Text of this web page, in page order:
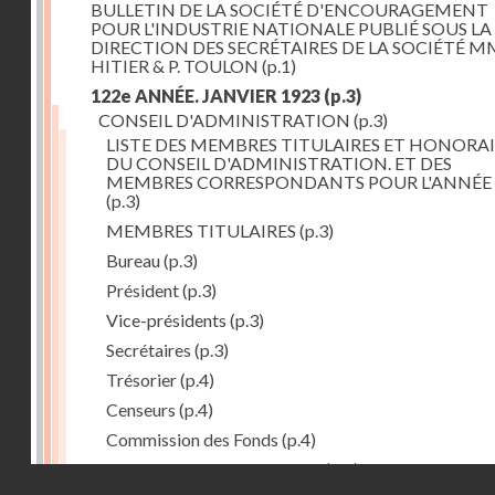
BULLETIN DE LA SOCIÉTÉ D'ENCOURAGEMENT
POUR L'INDUSTRIE NATIONALE PUBLIÉ SOUS LA
DIRECTION DES SECRÉTAIRES DE LA SOCIÉTÉ
HITIER & P. TOULON (p.1)
122e ANNÉE. JANVIER 1923 (p.3)
CONSEIL D'ADMINISTRATION (p.3)
LISTE DES MEMBRES TITULAIRES ET
DU CONSEIL D'ADMINISTRATION. ET DES
MEMBRES CORRESPONDANTS POUR
(p.3)
MEMBRES TITULAIRES (p.3)
Bureau(p.3)
Président(p.3)
Vice-présidents (p.3)
Secrétaires (p.3)
Trésorier(p.4)
Censeurs (p.4)
Commission des Fonds (p.4)
Comité des Arts mécaniques(p.4)